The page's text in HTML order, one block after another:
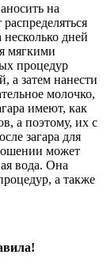
на
дней
мягкими
процедур
а затем нанести
молочко,
имеют, как
а поэтому, их с
загара для
может
вода. Она
а также